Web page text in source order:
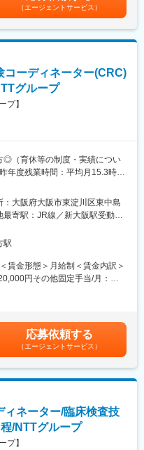
おり、介護職としてさらなる
を伝えやすい環境
現場で活躍するメンバーなの
傾けます。
シフト調整など可能なご支援を
も充実
4回分として計算）
（エージェントサービス）
コーディネーター(CRC)
グループ
プ】
◎（育休等の制度・実績につい
年度残業時間：平均月15.3時
間のコーディネート（調整）
架け橋となり臨床試験（治
。
説明、質問・相談対応、精神
当者へ提供し、治験進行の調
ェクトを狭く深く経験できま
大阪府大阪市東淀川区東中島
寄駅：JR線／新大阪駅受動喫
会社の定める事業所
駅
賃金形態＞月給制＜賃金内訳＞
円その他固定手当/月：
者は別途5万円、3万円、1万円/
出張（外勤）手当有り（実費
ーフ、500万円（手当込・残業
円（手当込・残業代別）賃金
考を通じて上下する可能性が
応募依頼する
（エージェントサービス）
ィネーター/臨床検査技
/NTTグループ
プ】